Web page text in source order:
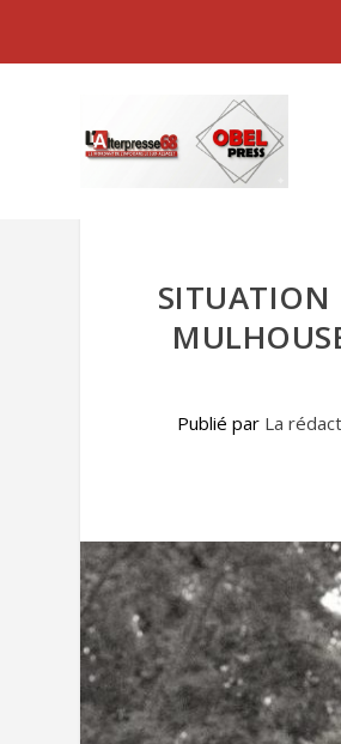
SITUATION
Publié par La